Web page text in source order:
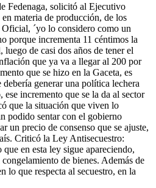
Fedenaga, solicitó al Ejecutivo
materia de producción, de los
´yo lo considero como un
porque incrementa 11 céntimos la
luego de casi dos años de tener el
que ya va a llegar al 200 por
que se hizo en la Gaceta, es
generar una política lechera
incremento que se la da al sector
que la situación que viven lo
podido sentar con el gobierno
un precio de consenso que se ajuste,
Criticó la Ley Antisecuestro:
en esta ley sigue apareciendo,
de bienes. Además de
lo que respecta al secuestro, en la